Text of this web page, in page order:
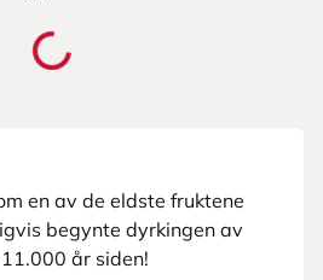
en av de eldste fruktene
begynte dyrkingen av
år siden!